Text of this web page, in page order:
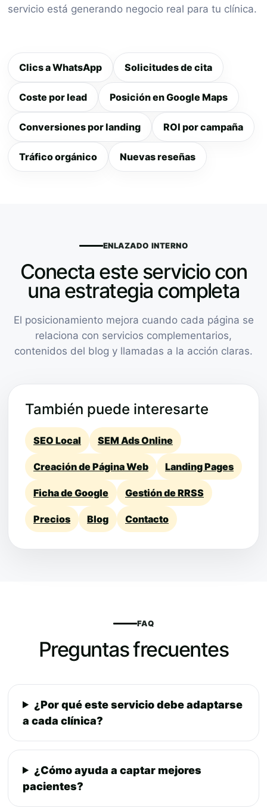
servicio está generando negocio real para tu clínica.
Clics a WhatsApp Solicitudes de cita
Coste por lead Posición en Google Maps
Conversiones por landing ROI por campaña
Tráfico orgánico Nuevas reseñas
ENLAZADO INTERNO
Conecta este servicio con
una estrategia completa
El posicionamiento mejora cuando cada página se
relaciona con servicios complementarios,
contenidos del blog y llamadas a la acción claras.
También puede interesarte
SEO Local SEM Ads Online
Creación de Página Web Landing Pages
Ficha de Google Gestión de RRSS
Precios Blog Contacto
FAQ
Preguntas frecuentes
¿Por qué este servicio debe adaptarse
a cada clínica?
¿Cómo ayuda a captar mejores
pacientes?